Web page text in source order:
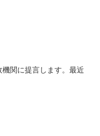
関に提言します。最近